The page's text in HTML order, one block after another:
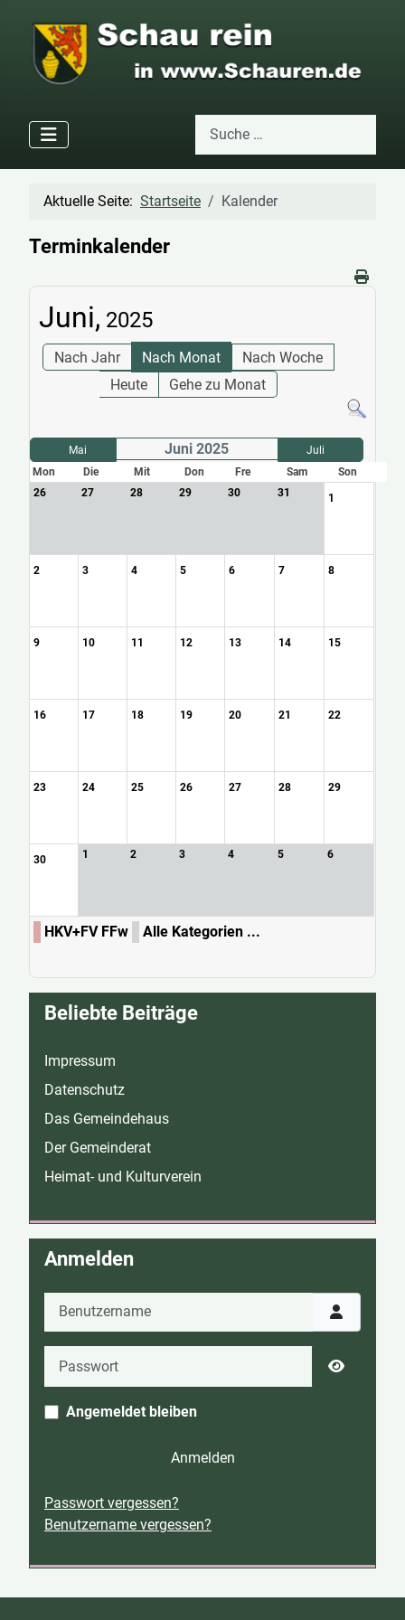
Suchen
Aktuelle Seite: Startseite Kalender
Terminkalender
Juni, 2025
Nach Jahr Nach Monat
Nach Woche
Heute
Gehe zu Monat
Mai Juni 2025
Juli
Mon
Die Mit Don Fre Sam
Son
26
27 28 29 30 31 1
2 3 4 5 6 7 8
9 10 11 12 13 14 15
16 17 18 19 20 21 22
23 24 25 26 27 28 29
30 1 2 3 4 5 6
HKV+FV FFw Alle Kategorien ...
Beliebte Beiträge
Impressum
Datenschutz
Das Gemeindehaus
Der Gemeinderat
Heimat- und Kulturverein
Anmelden
Benutzername
Angemeldet bleiben
Anmelden
Passwort vergessen?
Benutzername vergessen?